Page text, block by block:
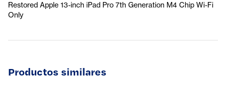
Restored Apple 13-inch iPad Pro 7th Generation M4 Chip Wi-Fi
Only
Productos similares